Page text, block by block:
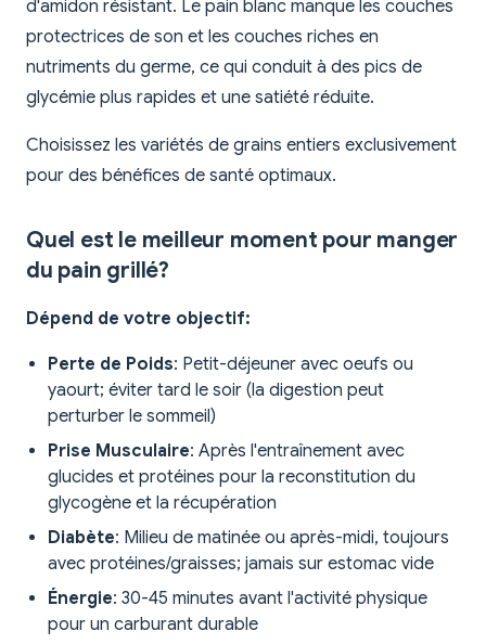
d'amidon résistant. Le pain blanc manque les couches
protectrices de son et les couches riches en
nutriments du germe, ce qui conduit à des pics de
glycémie plus rapides et une satiété réduite.
Choisissez les variétés de grains entiers exclusivement
pour des bénéfices de santé optimaux.
Quel est le meilleur moment pour manger
du pain grillé?
Dépend de votre objectif:
Perte de Poids: Petit-déjeuner avec oeufs ou
yaourt; éviter tard le soir (la digestion peut
perturber le sommeil)
Prise Musculaire: Après l'entraînement avec
glucides et protéines pour la reconstitution du
glycogène et la récupération
Diabète: Milieu de matinée ou après-midi, toujours
avec protéines/graisses; jamais sur estomac vide
Énergie: 30-45 minutes avant l'activité physique
pour un carburant durable